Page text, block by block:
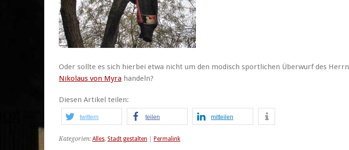
Oder sollte es sich hierbei etwa nicht um den modisch sportlichen Überwurf des Herrn
Nikolaus von Myra handeln?
Diesen Artikel teilen:
twittern teilen mitteilen
Kategorien: Alles, Stadt gestalten Permalink